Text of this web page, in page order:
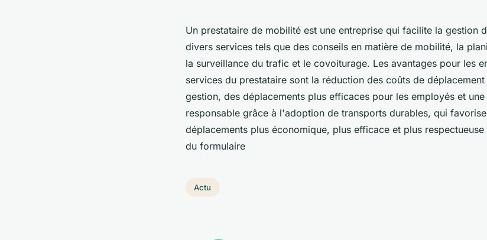
Un prestataire de mobilité est une entreprise qui facilite la gestion
divers services tels que des conseils en matière de mobilité, la
la surveillance du trafic et le covoiturage. Les avantages pour les
services du prestataire sont la réduction des coûts de
gestion, des déplacements plus efficaces pour les employés et
responsable grâce à l'adoption de transports durables, qui
déplacements plus économique, plus efficace et plus
du formulaire
Actu